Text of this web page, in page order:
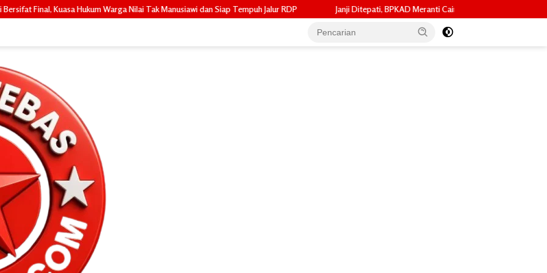
Nilai Tak Manusiawi dan Siap Tempuh Jalur RDP Janji Ditepati, BPKAD Meranti Cairkan ADD Mei 2026 dan Tunggakan 2024 untuk 96